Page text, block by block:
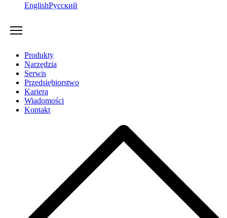
EnglishРусский
Produkty
Narzędzia
Serwis
Przedsiębiorstwo
Kariera
Wiadomości
Kontakt